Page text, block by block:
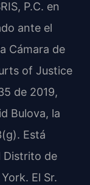
P.C. en
ante el
Cámara de
of Justice
de 2019,
Bulova, la
Está
Distrito de
El Sr.